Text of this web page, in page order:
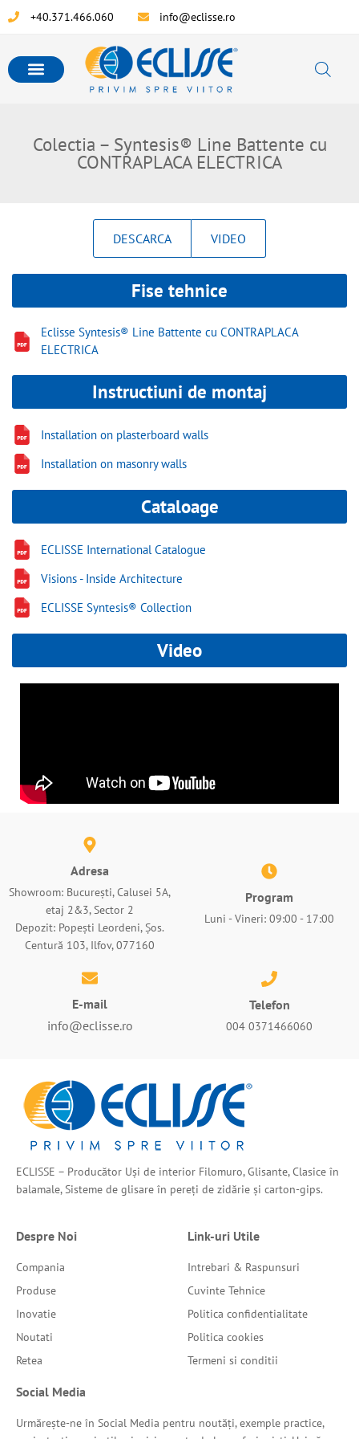
+40.371.466.060 info@eclisse.ro
Colectia – Syntesis® Line Battente cu
CONTRAPLACA ELECTRICA
DESCARCA VIDEO
Fise tehnice
Eclisse Syntesis® Line Battente cu CONTRAPLACA
ELECTRICA
Instructiuni de montaj
Installation on plasterboard walls
Installation on masonry walls
Cataloage
ECLISSE International Catalogue
Visions - Inside Architecture
ECLISSE Syntesis® Collection
Video
Adresa
Showroom: București, Calusei 5A,
etaj 2&3, Sector 2
Depozit: Popești Leordeni, Șos.
Centură 103, Ilfov, 077160
Program
Luni - Vineri: 09:00 - 17:00
E-mail
info@eclisse.ro
Telefon
004 0371466060
ECLISSE – Producător Uși de interior Filomuro, Glisante, Clasice în
balamale, Sisteme de glisare în pereți de zidărie și carton-gips.
Despre Noi
Compania
Produse
Inovatie
Noutati
Retea
Link-uri Utile
Intrebari & Raspunsuri
Cuvinte Tehnice
Politica confidentialitate
Politica cookies
Termeni si conditii
Social Media
Urmărește-ne în Social Media pentru noutăți, exemple practice,